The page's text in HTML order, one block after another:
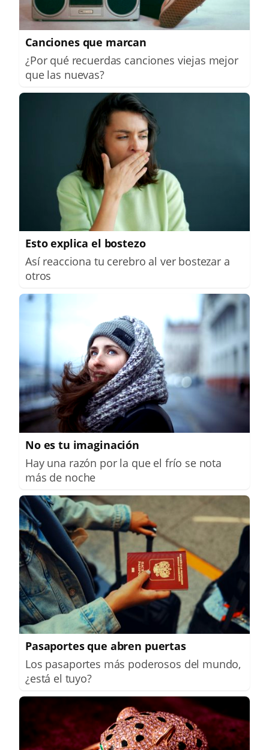
Canciones que marcan
¿Por qué recuerdas canciones viejas mejor
que las nuevas?
Esto explica el bostezo
Así reacciona tu cerebro al ver bostezar a
otros
No es tu imaginación
Hay una razón por la que el frío se nota
más de noche
Pasaportes que abren puertas
Los pasaportes más poderosos del mundo,
¿está el tuyo?